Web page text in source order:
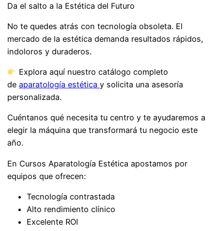
Da el salto a la Estética del Futuro
No te quedes atrás con tecnología obsoleta. El
mercado de la estética demanda resultados rápidos,
indoloros y duraderos.
Explora aquí nuestro catálogo completo
deaparatología estéticay solicita una asesoría
personalizada.
Cuéntanos qué necesita tu centro y te ayudaremos a
elegir la máquina que transformará tu negocio este
año.
En Cursos Aparatología Estética apostamos por
equipos que ofrecen:
Tecnología contrastada
Alto rendimiento clínico
Excelente ROI